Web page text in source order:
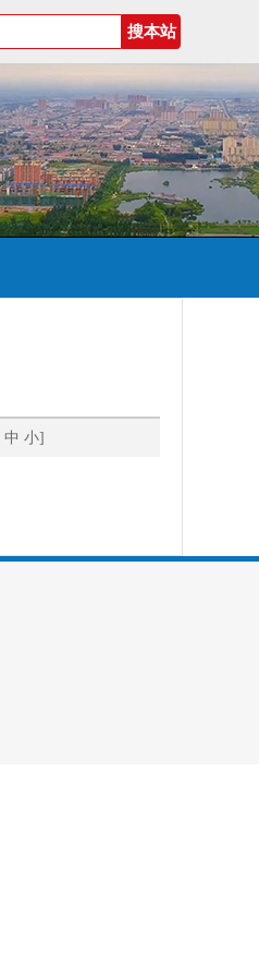
中 小]